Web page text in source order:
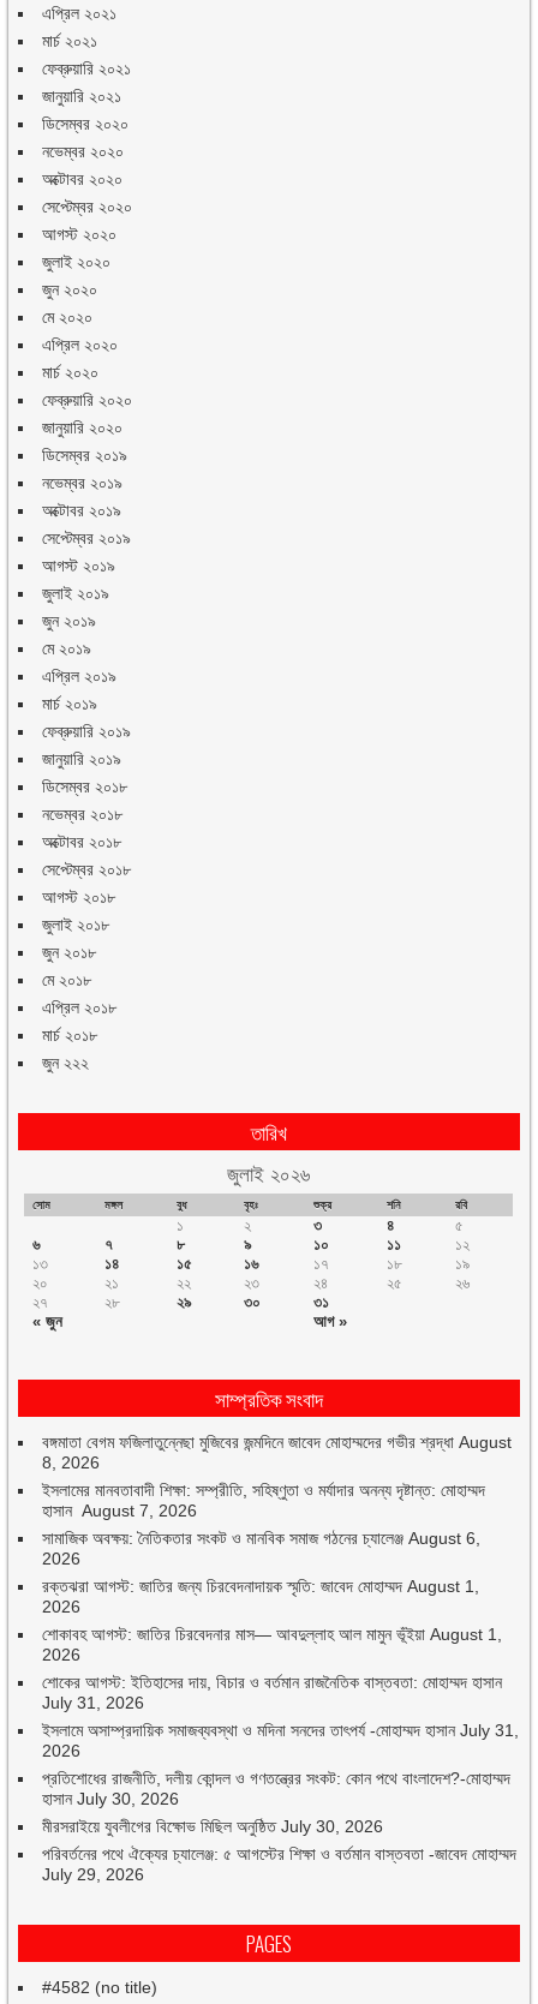
এপ্রিল ২০২১
মার্চ ২০২১
ফেব্রুয়ারি ২০২১
জানুয়ারি ২০২১
ডিসেম্বর ২০২০
নভেম্বর ২০২০
অক্টোবর ২০২০
সেপ্টেম্বর ২০২০
আগস্ট ২০২০
জুলাই ২০২০
জুন ২০২০
মে ২০২০
এপ্রিল ২০২০
মার্চ ২০২০
ফেব্রুয়ারি ২০২০
জানুয়ারি ২০২০
ডিসেম্বর ২০১৯
নভেম্বর ২০১৯
অক্টোবর ২০১৯
সেপ্টেম্বর ২০১৯
আগস্ট ২০১৯
জুলাই ২০১৯
জুন ২০১৯
মে ২০১৯
এপ্রিল ২০১৯
মার্চ ২০১৯
ফেব্রুয়ারি ২০১৯
জানুয়ারি ২০১৯
ডিসেম্বর ২০১৮
নভেম্বর ২০১৮
অক্টোবর ২০১৮
সেপ্টেম্বর ২০১৮
আগস্ট ২০১৮
জুলাই ২০১৮
জুন ২০১৮
মে ২০১৮
এপ্রিল ২০১৮
মার্চ ২০১৮
জুন ২২২
তারিখ
জুলাই ২০২৬
সোম মঙ্গল বুধ বৃহঃ শুক্র শনি রবি
« জুন আগ »
১ ২ ৩ ৪
৫
৬
৭ ৮ ৯ ১০ ১১
১২
১৩
১৪ ১৫ ১৬ ১৭ ১৮
১৯
২০
২১ ২২ ২৩ ২৪ ২৫
২৬
২৭
২৮ ২৯ ৩০ ৩১
সাম্প্রতিক সংবাদ
বঙ্গমাতা বেগম ফজিলাতুন্নেছা মুজিবের জন্মদিনে জাবেদ মোহাম্মদের গভীর শ্রদ্ধা August
8, 2026
ইসলামের মানবতাবাদী শিক্ষা: সম্প্রীতি, সহিষ্ণুতা ও মর্যাদার অনন্য দৃষ্টান্ত: মোহাম্মদ
হাসান August 7, 2026
সামাজিক অবক্ষয়: নৈতিকতার সংকট ও মানবিক সমাজ গঠনের চ্যালেঞ্জ August 6,
2026
রক্তঝরা আগস্ট: জাতির জন্য চিরবেদনাদায়ক স্মৃতি: জাবেদ মোহাম্মদ August 1,
2026
শোকাবহ আগস্ট: জাতির চিরবেদনার মাস— আবদুল্লাহ আল মামুন ভূঁইয়া August 1,
2026
শোকের আগস্ট: ইতিহাসের দায়, বিচার ও বর্তমান রাজনৈতিক বাস্তবতা: মোহাম্মদ হাসান
July 31, 2026
ইসলামে অসাম্প্রদায়িক সমাজব্যবস্থা ও মদিনা সনদের তাৎপর্য -মোহাম্মদ হাসান July 31,
2026
প্রতিশোধের রাজনীতি, দলীয় কোন্দল ও গণতন্ত্রের সংকট: কোন পথে বাংলাদেশ?-মোহাম্মদ
হাসান July 30, 2026
মীরসরাইয়ে যুবলীগের বিক্ষোভ মিছিল অনুষ্ঠিত July 30, 2026
পরিবর্তনের পথে ঐক্যের চ্যালেঞ্জ: ৫ আগস্টের শিক্ষা ও বর্তমান বাস্তবতা -জাবেদ মোহাম্মদ
July 29, 2026
PAGES
#4582 (no title)